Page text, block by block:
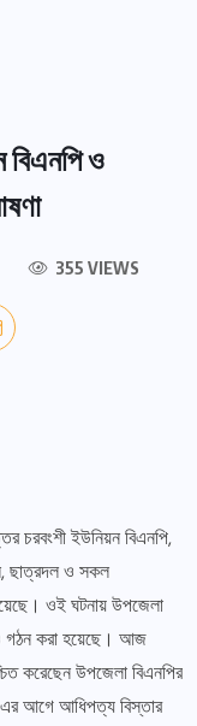
বিএনপি ও
355 VIEWS
চরবংশী ইউনিয়ন বিএনপি,
ছাত্রদল ও সকল
ওই ঘটনায় উপজেলা
গঠন করা হয়েছে। আজ
করেছেন উপজেলা বিএনপির
আগে আধিপত্য বিস্তার